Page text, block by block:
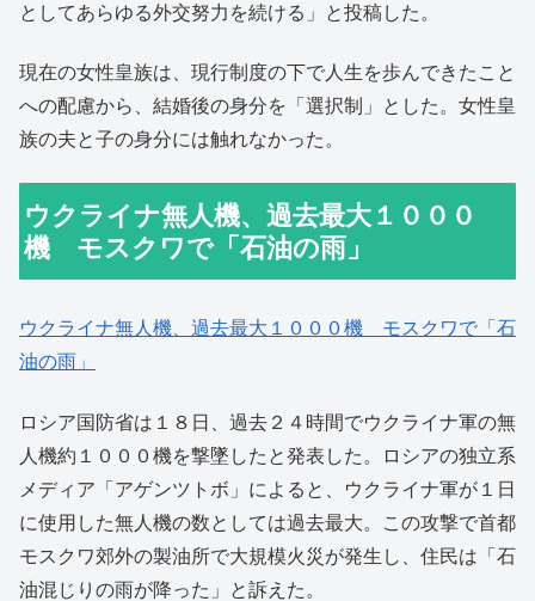
としてあらゆる外交努力を続ける」と投稿した。
現在の女性皇族は、現行制度の下で人生を歩んできたこと
への配慮から、結婚後の身分を「選択制」とした。女性皇
族の夫と子の身分には触れなかった。
ウクライナ無人機、過去最大１０００
機 モスクワで「石油の雨」
ウクライナ無人機、過去最大１０００機 モスクワで「石
油の雨」
ロシア国防省は１８日、過去２４時間でウクライナ軍の無
人機約１０００機を撃墜したと発表した。ロシアの独立系
メディア「アゲンツトボ」によると、ウクライナ軍が１日
に使用した無人機の数としては過去最大。この攻撃で首都
モスクワ郊外の製油所で大規模火災が発生し、住民は「石
油混じりの雨が降った」と訴えた。